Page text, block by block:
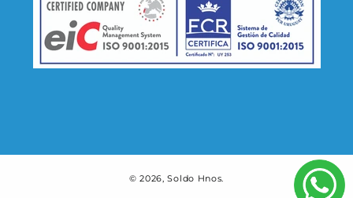
© 2026,Soldo Hnos.